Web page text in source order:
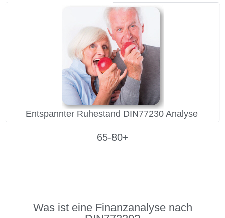
Entspannter Ruhestand DIN77230 Analyse
65-80+
Was ist eine Finanzanalyse nach